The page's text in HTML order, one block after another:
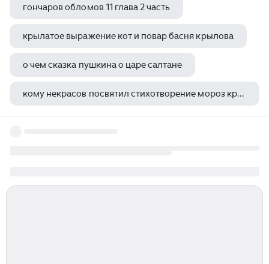
гончаров обломов 11 глава 2 часть
крылатое выражение кот и повар басня крылова
о чем сказка пушкина о царе салтане
кому некрасов посвятил стихотворение мороз красный нос